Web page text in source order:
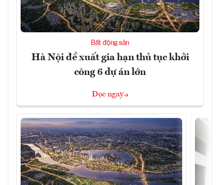
Bất động sản
Hà Nội đề xuất gia hạn thủ tục khởi
công 6 dự án lớn
Đọc ngay